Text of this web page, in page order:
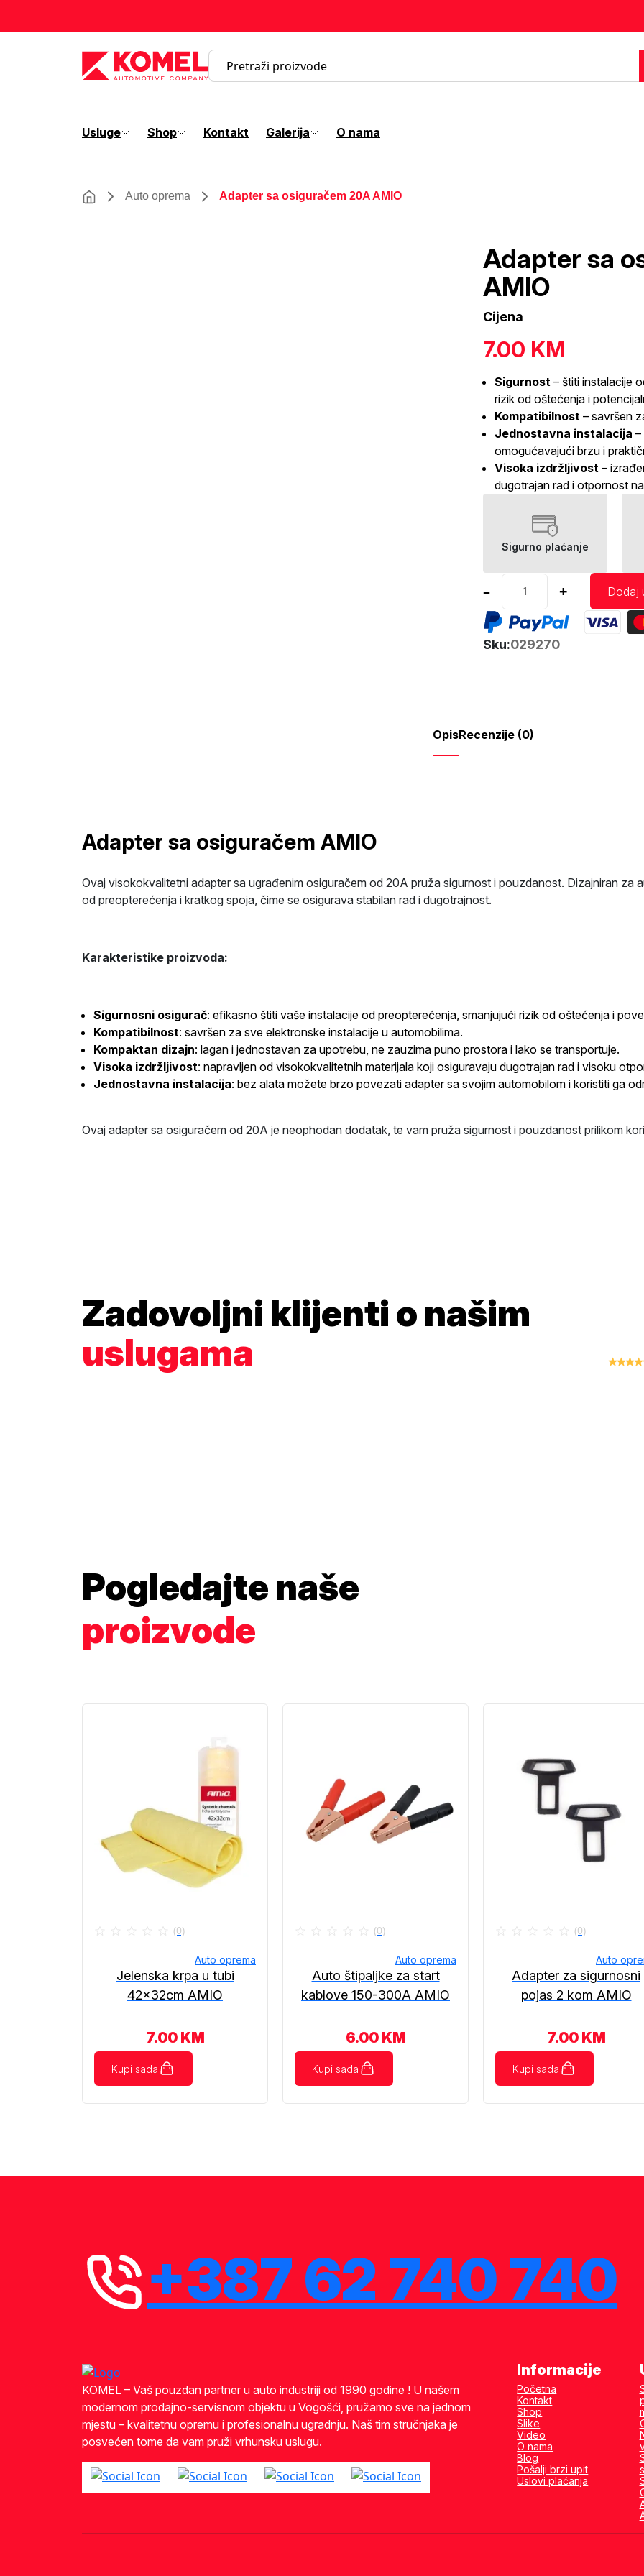
Usluge Shop Kontakt Galerija O nama
Auto oprema Adapter sa osiguračem 20A AMIO
Adapter sa
AMIO
Cijena
7.00 KM
Sigurnost – štiti instalacije
rizik od oštećenja i
Kompatibilnost – savršen
Jednostavna instalacija
omogućavajući brzu i
Visoka izdržljivost –
dugotrajan rad i otpornost
Sigurno plaćanje
– Adapter
sa
osiguračem
20A
AMIO
+ Dodaj
Sku:029270
OpisRecenzije (0)
Adapter sa osiguračem AMIO
Ovaj visokokvalitetni adapter sa ugrađenim osiguračem od 20A pruža sigurnost i pouzdanost. Dizajniran za
od preopterećenja i kratkog spoja, čime se osigurava stabilan rad i dugotrajnost.
Karakteristike proizvoda:
Sigurnosni osigurač: efikasno štiti vaše instalacije od preopterećenja, smanjujući rizik od oštećenja i
Kompatibilnost: savršen za sve elektronske instalacije u automobilima.
Kompaktan dizajn: lagan i jednostavan za upotrebu, ne zauzima puno prostora i lako se transportuje.
Visoka izdržljivost: napravljen od visokokvalitetnih materijala koji osiguravaju dugotrajan rad i visoku
Jednostavna instalacija: bez alata možete brzo povezati adapter sa svojim automobilom i koristiti ga
Ovaj adapter sa osiguračem od 20A je neophodan dodatak, te vam pruža sigurnost i pouzdanost prilikom
Zadovoljni klijenti o našim
uslugama
Pogledajte naše
proizvode
(0)
Auto oprema
Jelenska krpa u tubi
42x32cm AMIO
7.00 KM
Kupi sada
(0)
Auto oprema
Auto štipaljke za start
kablove 150-300A AMIO
6.00 KM
Kupi sada
(0)
Auto
Adapter za sigurnosni
pojas 2 kom AMIO
7.00 KM
Kupi sada
+387 62 740 740
KOMEL – Vaš pouzdan partner u auto industriji od 1990 godine ! U našem
modernom prodajno-servisnom objektu u Vogošći, pružamo sve na jednom
mjestu – kvalitetnu opremu i profesionalnu ugradnju. Naš tim stručnjaka je
posvećen tome da vam pruži vrhunsku uslugu.
Informacije
Početna
Kontakt
Shop
Slike
Video
O nama
Blog
Pošalji brzi upit
Uslovi plaćanja